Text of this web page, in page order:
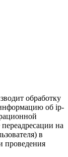
обработку
об ip-
на
в
проведения